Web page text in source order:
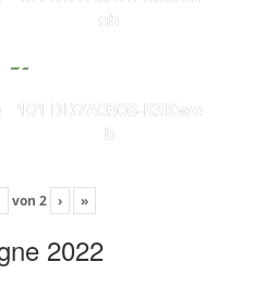
eb
101 DD7A0308-KSKwe
b
von 2 › »
2022